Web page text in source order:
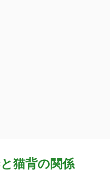
猫背の関係